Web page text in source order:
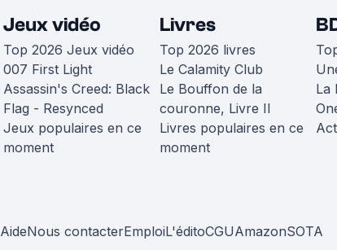
Jeux vidéo
Top 2026 Jeux vidéo
007 First Light
Assassin's Creed: Black
Flag - Resynced
Jeux populaires en ce
moment
Livres
Top 2026 livres
Le Calamity Club
Le Bouffon de la
couronne, Livre II
Livres populaires en ce
moment
La
AideNous contacterEmploiL'éditoCGUAmazonSOTA